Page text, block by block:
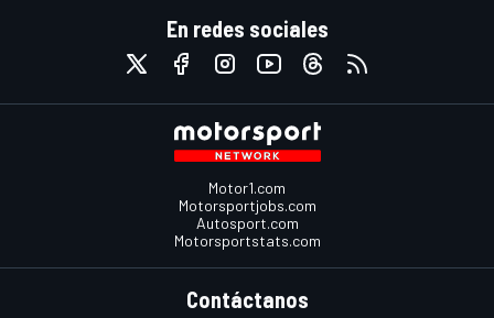
En redes sociales
Motor1.com
Motorsportjobs.com
Autosport.com
Motorsportstats.com
Contáctanos